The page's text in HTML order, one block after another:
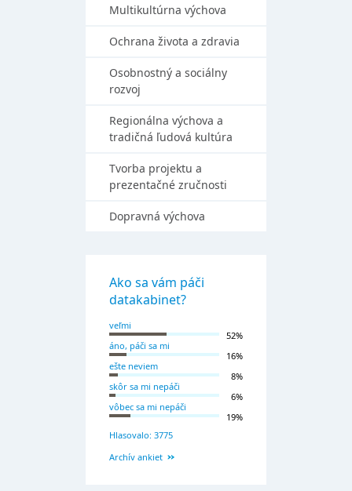
Multikultúrna výchova
Ochrana života a zdravia
Osobnostný a sociálny
rozvoj
Regionálna výchova a
tradičná ľudová kultúra
Tvorba projektu a
prezentačné zručnosti
Dopravná výchova
Ako sa vám páči
datakabinet?
veľmi
52%
áno, páči sa mi
16%
ešte neviem
8%
skôr sa mi nepáči
6%
vôbec sa mi nepáči
19%
Hlasovalo: 3775
Archív ankiet